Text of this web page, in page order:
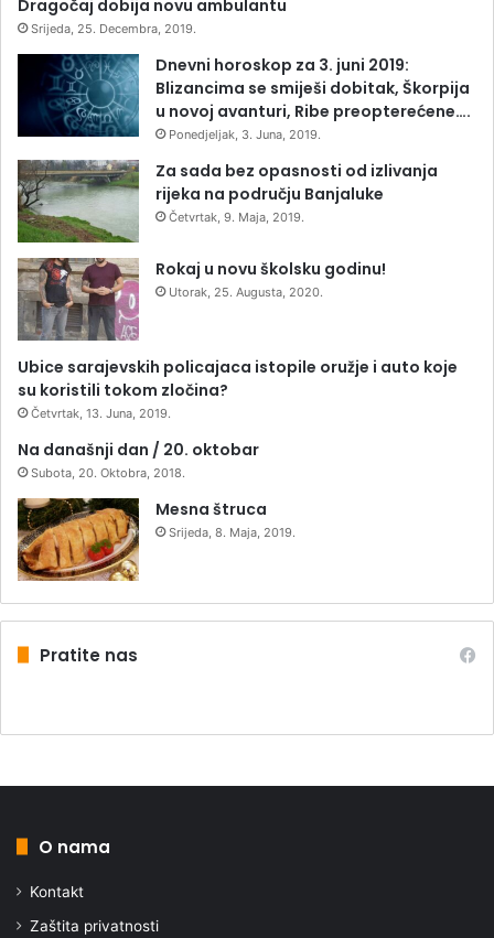
Dragočaj dobija novu ambulantu
Srijeda, 25. Decembra, 2019.
Dnevni horoskop za 3. juni 2019:
Blizancima se smiješi dobitak, Škorpija
u novoj avanturi, Ribe preopterećene….
Ponedjeljak, 3. Juna, 2019.
Za sada bez opasnosti od izlivanja
rijeka na području Banjaluke
Četvrtak, 9. Maja, 2019.
Rokaj u novu školsku godinu!
Utorak, 25. Augusta, 2020.
Ubice sarajevskih policajaca istopile oružje i auto koje
su koristili tokom zločina?
Četvrtak, 13. Juna, 2019.
Na današnji dan / 20. oktobar
Subota, 20. Oktobra, 2018.
Mesna štruca
Srijeda, 8. Maja, 2019.
Pratite nas
O nama
Kontakt
Zaštita privatnosti